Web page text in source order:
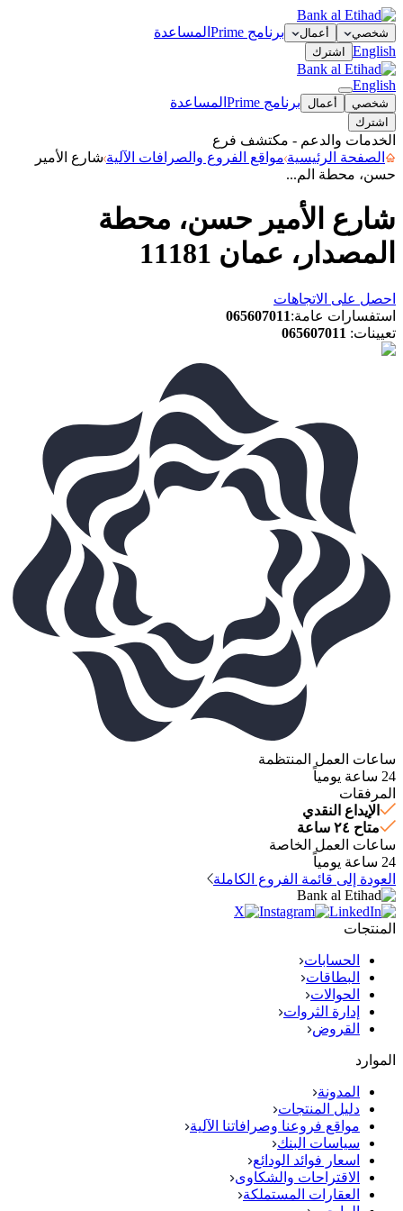
شخصي أعمال برنامج Prime
المساعدة
English
اشترك
English
شخصي أعمال برنامج Prime المساعدة
اشترك
الخدمات والدعم - مكتشف فرع
الصفحة الرئيسية مواقع الفروع والصرافات الآلية شارع الأمير
حسن، محطة الم...
شارع الأمير حسن، محطة
المصدار، عمان 11181
احصل على الاتجاهات
استفسارات عامة:
065607011
تعيينات:
065607011
ساعات العمل المنتظمة
24 ساعة يومياً
المرفقات
الإيداع النقدي
متاح ٢٤ ساعة
ساعات العمل الخاصة
24 ساعة يومياً
العودة إلى قائمة الفروع الكاملة
المنتجات
الحسابات
البطاقات
الحوالات
إدارة الثروات
القروض
الموارد
المدونة
دليل المنتجات
مواقع فروعنا وصرافاتنا الآلية
سياسات البنك
اسعار فوائد الودائع
الاقتراحات والشكاوى
العقارات المستملكة